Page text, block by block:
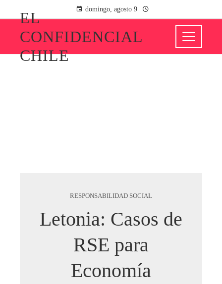
domingo, agosto 9
EL
CONFIDENCIAL
CHILE
RESPONSABILIDAD SOCIAL
Letonia: Casos de
RSE para
Economía